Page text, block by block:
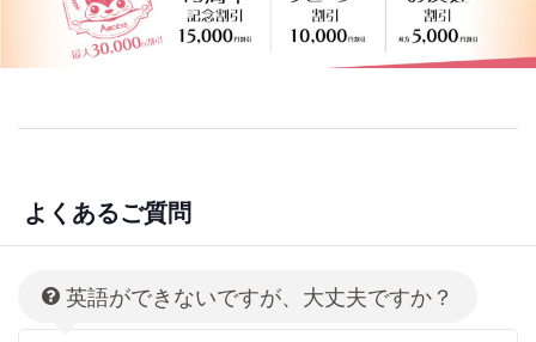
よくあるご質問
英語ができないですが、大丈夫ですか？